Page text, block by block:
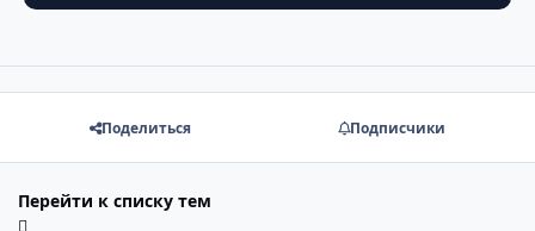
Поделиться Подписчики
Перейти к списку тем